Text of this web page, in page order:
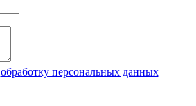
обработку персональных данных